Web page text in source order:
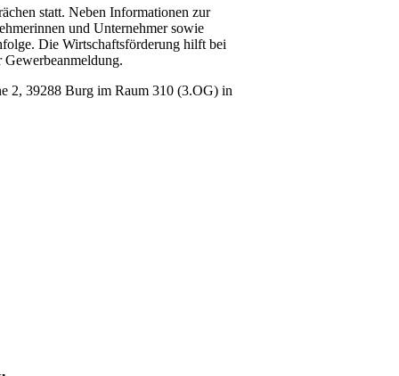
statt. Neben Informationen zur
und Unternehmer sowie
Die Wirtschaftsförderung hilft bei
2, 39288 Burg im Raum 310 (3.OG) in